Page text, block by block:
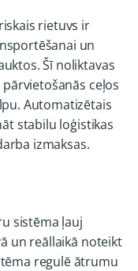
rietuvs ir
un
Šī noliktavas
ceļos
Automatizētais
stabilu loģistikas
izmaksas.
sistēma ļauj
un reāllaikā noteikt
regulē ātrumu